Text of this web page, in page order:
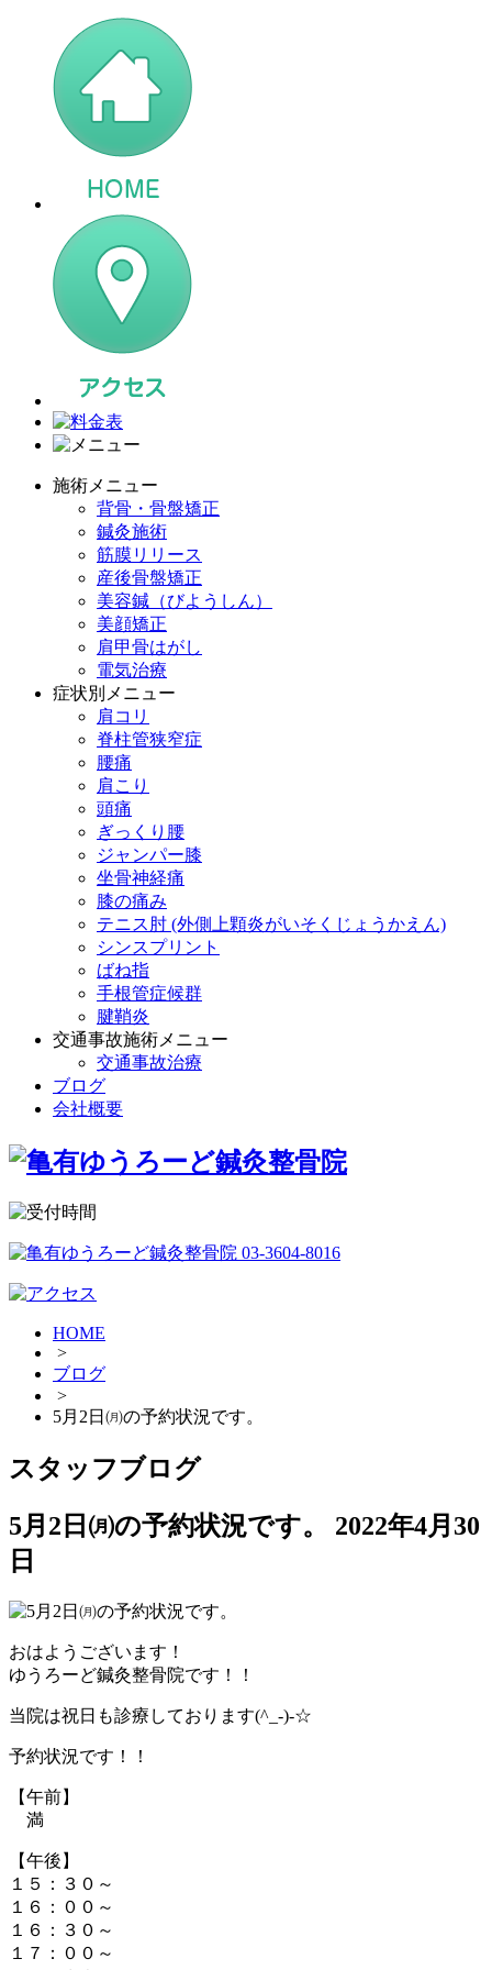
施術メニュー
背骨・骨盤矯正
鍼灸施術
筋膜リリース
産後骨盤矯正
美容鍼（びようしん）
美顔矯正
肩甲骨はがし
電気治療
症状別メニュー
肩コリ
脊柱管狭窄症
腰痛
肩こり
頭痛
ぎっくり腰
ジャンパー膝
坐骨神経痛
膝の痛み
テニス肘 (外側上顆炎がいそくじょうかえん)
シンスプリント
ばね指
手根管症候群
腱鞘炎
交通事故施術メニュー
交通事故治療
ブログ
会社概要
HOME
>
ブログ
>
5月2日㈪の予約状況です。
スタッフブログ
5月2日㈪の予約状況です。
2022年4月30
日
おはようございます！
ゆうろーど鍼灸整骨院です！！
当院は祝日も診療しております(^_-)-☆
予約状況です！！
【午前】
満
【午後】
１５：３０～
１６：００～
１６：３０～
１７：００～